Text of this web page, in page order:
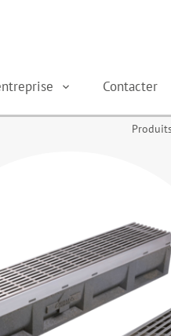
Contacter